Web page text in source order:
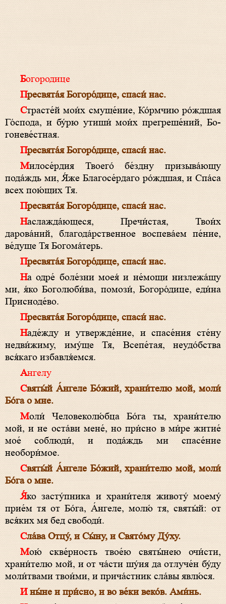
Богородице
Пре­свя­та́я Бо­го­ро́­ди­це, спа­си́ нас.
Страсте́й мои́х смуще́ние, Ко́рмчию ро́ждшая
Го́с­по­да, и бу́рю утиши́ мои́х прегреше́ний, Бо­
гоневе́стная.
Пре­свя­та́я Бо­го­ро́­ди­це, спа­си́ нас.
Ми­ло­се́р­дия Твоего́ бе́здну призыва́ющу
пода́ждь ми, Я́же Бла­госе́рдаго ро́ждшая, и Спа́­са
всех пою́щих Тя.
Пре­свя­та́я Бо­го­ро́­ди­це, спа­си́ нас.
Наслажда́ющеся, Пре­чи́с­тая, Твои́х
дарова́ний, бла­года́рственное воспева́ем пе́ние,
ве́дуще Тя Бо­гома́­те­рь.
Пре­свя­та́я Бо­го­ро́­ди­це, спа­си́ нас.
На одре́ боле́зни моея́ и не́мощи низлежа́щу
ми, я́ко Боголюби́ва, помози́, Бо­го­ро́­ди­це, еди́на
При­сно­де́­во.
Пре­свя­та́я Бо­го­ро́­ди­це, спа­си́ нас.
Наде́жду и утвержде́ние, и спа­се́ния сте́ну
недви́жиму, иму́ще Тя, Всепе́тая, неудо́бства
вся́каго избавля́емся.
Ангелу
Свя­ты́й А́н­ге­ле Бо́­жий, храни́телю мой, моли́
Бо́­га о мне.
Моли́ Че­ло­веколю́бца Бо́­га ты, храни́телю
мой, и не оста́ви мене́, но при́сно в ми́ре житие́
мое́ соблюди́, и пода́ждь ми спа­се́ние
необори́мое.
Свя­ты́й А́н­ге­ле Бо́­жий, храни́телю мой, моли́
Бо́­га о мне.
Я́ко засту́пника и храни́теля животу́ моему́
прие́м тя от Бо́­га, А́н­ге­ле, молю́ тя, свя­ты́й: от
вся́ких мя бед свободи́.
Сла́ва От­цу́, и Сы́­ну, и Свя­то́­му Ду́­ху.
Мою́ скве́рность твое́ю свя­ты́нею очи́сти,
храни́телю мой, и от ча́сти шу́ия да отлуче́н бу́ду
мо­ли́т­вами твои́ми, и прича́стник сла́вы явлю́ся.
И ны́не и при́сно, и во ве́ки веко́в. Ами́нь.